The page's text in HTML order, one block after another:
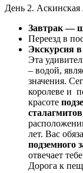
День 2. Аскинская
Завтрак —
Переезд в
Экскурсия
Эта
– водой,
значения.
королеве и
красоте
сталагмитов
лет. Вас
подземного
отвечает
Дорога к